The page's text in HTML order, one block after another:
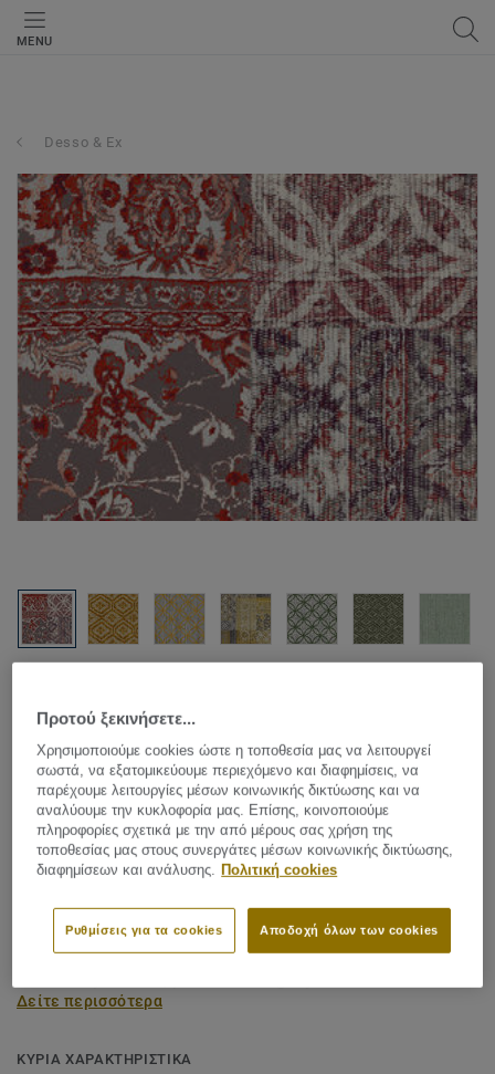
MENU
Desso & Ex
Carpet Rolls Custom Made Rugs
Desso & Ex - Desso & EX for
Home AA08 4311-640
Do you want to do something different with your interior?
Something that instantly improves the atmosphere?
Desso&EX is a unique flooring concept that helps you
between the four colour groups – Botanical Green, Denim
them with woven designs, a concrete look or trendy
Δείτε περισσότερα
ΚΥΡΙΑ ΧΑΡΑΚΤΗΡΙΣΤΙΚΑ
Προτού ξεκινήσετε...
Χρησιμοποιούμε cookies ώστε η τοποθεσία μας να λειτουργεί
σωστά, να εξατομικεύουμε περιεχόμενο και διαφημίσεις, να
παρέχουμε λειτουργίες μέσων κοινωνικής δικτύωσης και να
αναλύουμε την κυκλοφορία μας. Επίσης, κοινοποιούμε
πληροφορίες σχετικά με την από μέρους σας χρήση της
τοποθεσίας μας στους συνεργάτες μέσων κοινωνικής δικτύωσης,
διαφημίσεων και ανάλυσης.
Πολιτική cookies
Αποδοχή όλων των cookies
Ρυθμίσεις για τα cookies